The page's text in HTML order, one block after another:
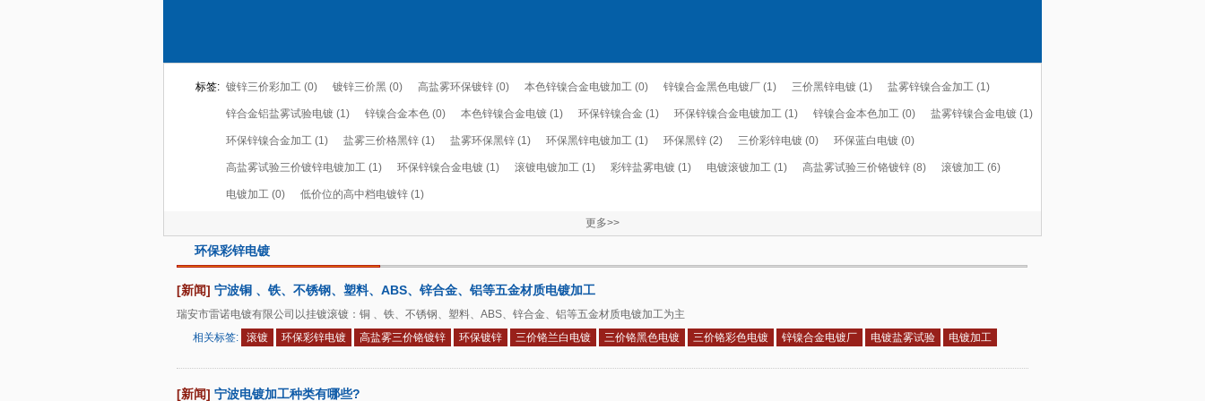
标签: 镀锌三价彩加工 (0) 镀锌三价黑 (0) 高盐雾环保镀锌 (0) 本色锌镍合金电镀加工 (0) 锌镍合金黑色电镀厂 (1) 三价黑锌电镀 (1) 盐雾锌镍合金加工 (1)
锌合金铝盐雾试验电镀 (1) 锌镍合金本色 (0) 本色锌镍合金电镀 (1) 环保锌镍合金 (1) 环保锌镍合金电镀加工 (1) 锌镍合金本色加工 (0) 盐雾锌镍合金电镀 (1)
环保锌镍合金加工 (1) 盐雾三价格黑锌 (1) 盐雾环保黑锌 (1) 环保黑锌电镀加工 (1) 环保黑锌 (2) 三价彩锌电镀 (0) 环保蓝白电镀 (0)
高盐雾试验三价镀锌电镀加工 (1) 环保锌镍合金电镀 (1) 滚镀电镀加工 (1) 彩锌盐雾电镀 (1) 电镀滚镀加工 (1) 高盐雾试验三价铬镀锌 (8) 滚镀加工 (6)
电镀加工 (0) 低价位的高中档电镀锌 (1)
更多>>
环保彩锌电镀
[新闻] 宁波铜 、铁、不锈钢、塑料、ABS、锌合金、铝等五金材质电镀加工
瑞安市雷诺电镀有限公司以挂镀滚镀：铜 、铁、不锈钢、塑料、ABS、锌合金、铝等五金材质电镀加工为主
相关标签:
滚镀 环保彩锌电镀 高盐雾三价铬镀锌 环保镀锌 三价铬兰白电镀 三价铬黑色电镀 三价铬彩色电镀 锌镍合金电镀厂 电镀盐雾试验 电镀加工
[新闻] 宁波电镀加工种类有哪些?